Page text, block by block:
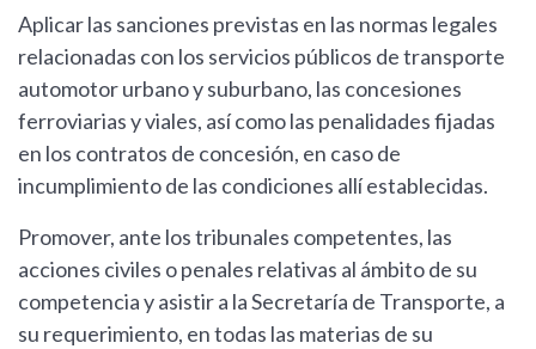
Aplicar las sanciones previstas en las normas legales
relacionadas con los servicios públicos de transporte
automotor urbano y suburbano, las concesiones
ferroviarias y viales, así como las penalidades fijadas
en los contratos de concesión, en caso de
incumplimiento de las condiciones allí establecidas.
Promover, ante los tribunales competentes, las
acciones civiles o penales relativas al ámbito de su
competencia y asistir a la Secretaría de Transporte, a
su requerimiento, en todas las materias de su